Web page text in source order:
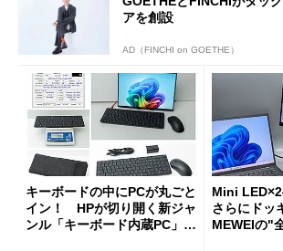
アを創設
AD（FINCHI on GOETHE）
キーボードの中にPCが丸ごと
イン！ HPが切り開く新ジャ
ンル「キーボード内蔵PC」の
Mini
さらにド
MEWEIの"